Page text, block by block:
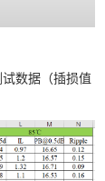
数据（插损值